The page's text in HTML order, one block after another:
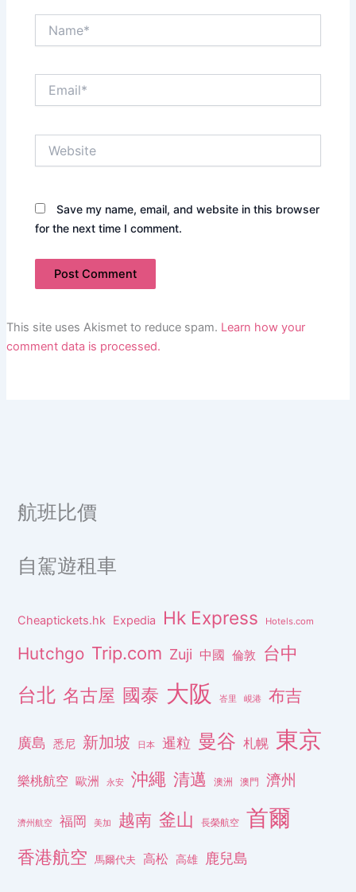
Save my name, email, and website in this browser
for the next time I comment.
This site uses Akismet to reduce spam. Learn how your
comment data is processed.
航班比價
自駕遊租車
Cheaptickets.hk Expedia Hk Express Hotels.com
Hutchgo Trip.com Zuji 中國 倫敦 台中
台北 名古屋 國泰 大阪 峇里 峴港 布吉
廣島 悉尼 新加坡 日本 暹粒 曼谷 札幌 東京
樂桃航空 歐洲 永安 沖繩 清邁 澳洲 澳門 濟州
濟州航空 福岡 美加 越南 釜山 長榮航空 首爾
香港航空 馬爾代夫 高松 高雄 鹿兒島